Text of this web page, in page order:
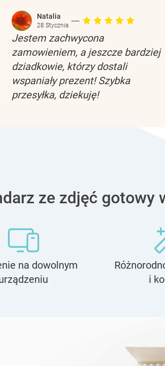
Natalia
28 Stycznia
Jestem zachwycona
zamowieniem, a jeszcze bardziej
dziadkowie, którzy dostali
wspaniały prezent! Szybka
przesyłka, dziekuję!
ze zdjęć gotowy
na dowolnym
i